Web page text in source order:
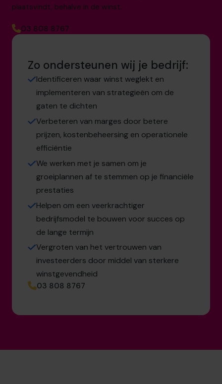
plaatsvindt, behalve in de winst.
03 808 8767
Zo ondersteunen wij je bedrijf:
Identificeren waar winst weglekt en
implementeren van strategieën om de
gaten te dichten
Verbeteren van marges door betere
prijzen, kostenbeheersing en operationele
efficiëntie
We werken met je samen om je
groeiplannen af te stemmen op je financiële
prestaties
Helpen om een veerkrachtiger
bedrijfsmodel te bouwen voor succes op
de lange termijn
Vergroten van het vertrouwen van
investeerders door middel van sterkere
winstgevendheid
03 808 8767